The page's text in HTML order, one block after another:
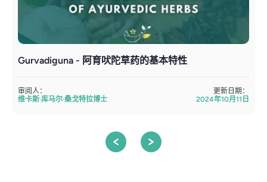
Gurvadiguna - 阿育吠陀草药的基本特性
审阅人：
维卡斯·库马尔·桑戈特拉博士
更新日期：
2024年10月11日